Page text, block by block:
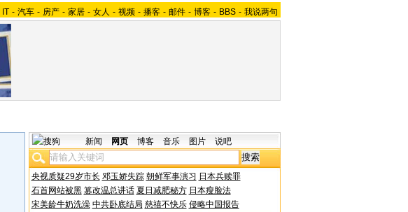
IT - 汽车 - 房产 - 家居 - 女人 - 视频 - 播客 - 邮件 - 博客 - BBS - 我说两句
新闻 网页 博客 音乐 图片 说吧
央视质疑29岁市长 邓玉娇失踪 朝鲜军事演习 日本兵赎罪
石首网站被黑 篡改温总讲话 夏日减肥秘方 日本瘦脸法
宋美龄牛奶洗澡 中共卧底结局 慈禧不快乐 侵略中国报告